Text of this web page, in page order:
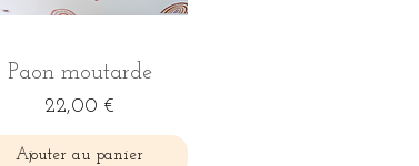
Aperçu rapide
Paon moutarde
Prix
22,00 €
Ajouter au panier